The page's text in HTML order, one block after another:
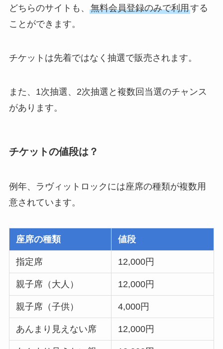
どちらのサイトも、 無料会員登録のみで利用する
ことができます。
チケットは先着ではなく抽選で販売されます。
また、1次抽選、2次抽選と複数回当選のチャンス
があります。
チケットの値段は？
例年、ラヴィットロックには座席の種類が複数用
意されています。
座席の種類 値段
指定席 12,000円
親子席（大人） 12,000円
親子席（子供） 4,000円
あんまり見えない席 12,000円